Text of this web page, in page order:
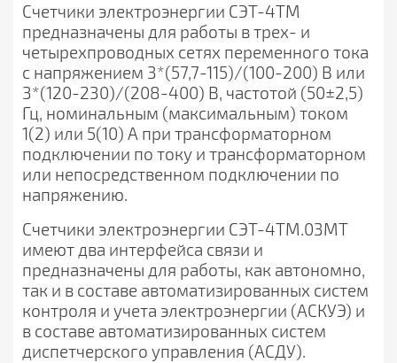
Счетчики электроэнергии СЭТ-4ТМ
предназначены для работы в трех- и
четырехпроводных сетях переменного тока
с напряжением 3*(57,7-115)/(100-200) В или
3*(120-230)/(208-400) В, частотой (50±2,5)
Гц, номинальным (максимальным) током
1(2) или 5(10) А при трансформаторном
подключении по току и трансформаторном
или непосредственном подключении по
напряжению.
Счетчики электроэнергии СЭТ-4ТМ.03МТ
имеют два интерфейса связи и
предназначены для работы, как автономно,
так и в составе автоматизированных систем
контроля и учета электроэнергии (АСКУЭ) и
в составе автоматизированных систем
диспетчерского управления (АСДУ).